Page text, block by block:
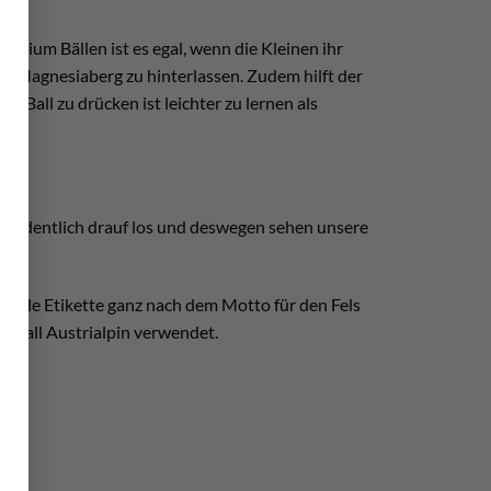
Bällen ist es egal, wenn die Kleinen ihr
Magnesiaberg zu hinterlassen. Zudem hilft der
Ball zu drücken ist leichter zu lernen als
drauf los und deswegen sehen unsere
Etikette ganz nach dem Motto für den Fels
Austrialpin verwendet.